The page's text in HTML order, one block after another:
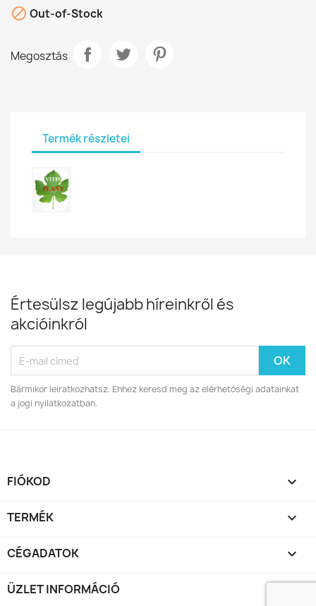
 Out-of-Stock
Megosztás
Termék részletei
Értesülsz legújabb híreinkről és
akcióinkról
Bármikor leiratkozhatsz. Ehhez keresd meg az elérhetőségi adatainkat
a jogi nyilatkozatban.
FIÓKOD 
TERMÉK 
CÉGADATOK 
ÜZLET INFORMÁCIÓ